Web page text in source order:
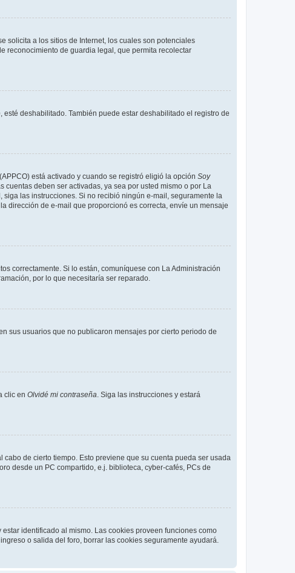
solicita a los sitios de Internet, los cuales son potenciales
reconocimiento de guardia legal, que permita recolectar
deshabilitado. También puede estar deshabilitado el registro de
está activado y cuando se registró eligió la opción Soy
deben ser activadas, ya sea por usted mismo o por La
las instrucciones. Si no recibió ningún e-mail, seguramente la
dirección de e-mail que proporcionó es correcta, envíe un mensaje
correctamente. Si lo están, comuníquese con La Administración
por lo que necesitaría ser reparado.
sus usuarios que no publicaron mensajes por cierto periodo de
clic en Olvidé mi contraseña. Siga las instrucciones y estará
de cierto tiempo. Esto previene que su cuenta pueda ser usada
desde un PC compartido, e.j. biblioteca, cyber-cafés, PCs de
identificado al mismo. Las cookies proveen funciones como
o salida del foro, borrar las cookies seguramente ayudará.